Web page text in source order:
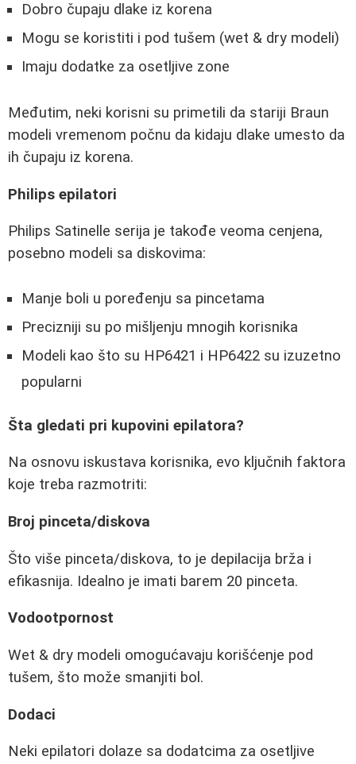
Dobro čupaju dlake iz korena
Mogu se koristiti i pod tušem (wet & dry modeli)
Imaju dodatke za osetljive zone
Međutim, neki korisni su primetili da stariji Braun
modeli vremenom počnu da kidaju dlake umesto da
ih čupaju iz korena.
Philips epilatori
Philips Satinelle serija je takođe veoma cenjena,
posebno modeli sa diskovima:
Manje boli u poređenju sa pincetama
Precizniji su po mišljenju mnogih korisnika
Modeli kao što su HP6421 i HP6422 su izuzetno
popularni
Šta gledati pri kupovini epilatora?
Na osnovu iskustava korisnika, evo ključnih faktora
koje treba razmotriti:
Broj pinceta/diskova
Što više pinceta/diskova, to je depilacija brža i
efikasnija. Idealno je imati barem 20 pinceta.
Vodootpornost
Wet & dry modeli omogućavaju korišćenje pod
tušem, što može smanjiti bol.
Dodaci
Neki epilatori dolaze sa dodatcima za osetljive